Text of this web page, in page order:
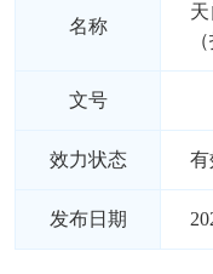
名称
文号
效力状态 有
发布日期